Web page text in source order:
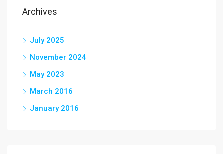
Archives
July 2025
November 2024
May 2023
March 2016
January 2016